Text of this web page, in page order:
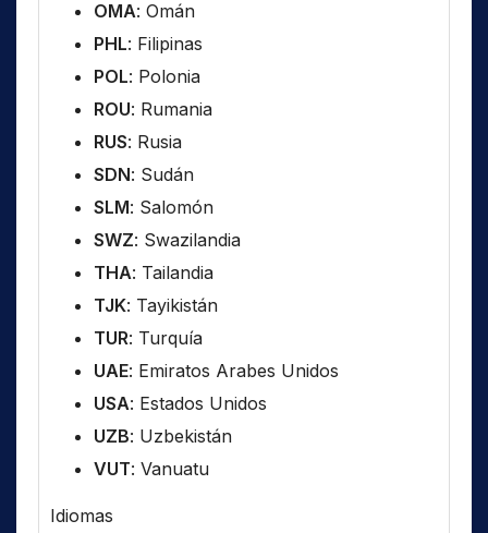
OMA: Omán
PHL: Filipinas
POL: Polonia
ROU: Rumania
RUS: Rusia
SDN: Sudán
SLM: Salomón
SWZ: Swazilandia
THA: Tailandia
TJK: Tayikistán
TUR: Turquía
UAE: Emiratos Arabes Unidos
USA: Estados Unidos
UZB: Uzbekistán
VUT: Vanuatu
Idiomas